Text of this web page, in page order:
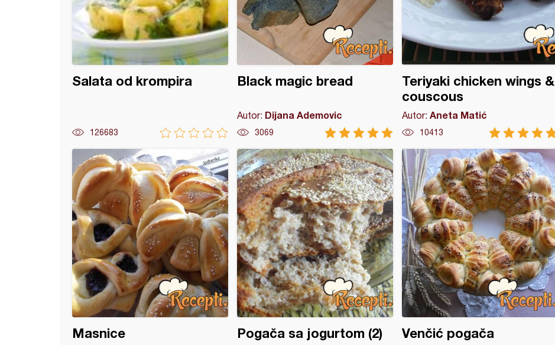
Salata od krompira
126683
Black magic bread
Autor: Dijana Ademovic
3069
Teriyaki chicken wings &
couscous
Autor: Aneta Matić
10413
Masnice Pogača sa jogurtom (2) Venčić pogača